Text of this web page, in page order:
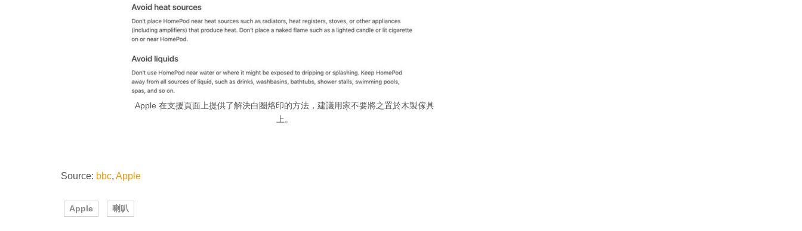
Apple 在支援頁面上提供了解決白圈烙印的方法，建議用家不要將之置於木製傢具
上。
Source: bbc, Apple
Apple 喇叭